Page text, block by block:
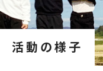
活動の様子